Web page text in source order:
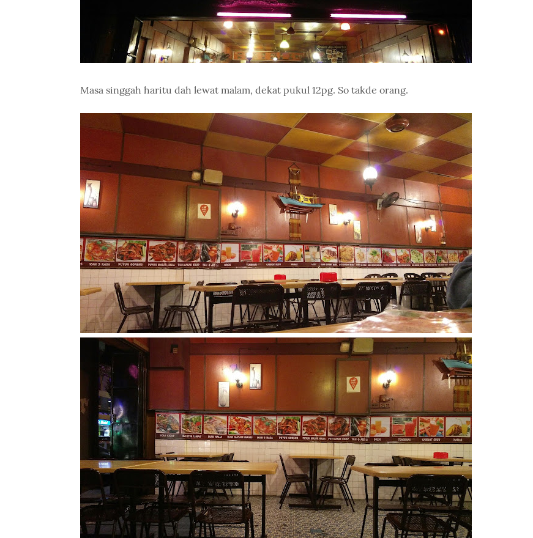
Masa singgah haritu dah lewat malam, dekat pukul 12pg. So takde orang.